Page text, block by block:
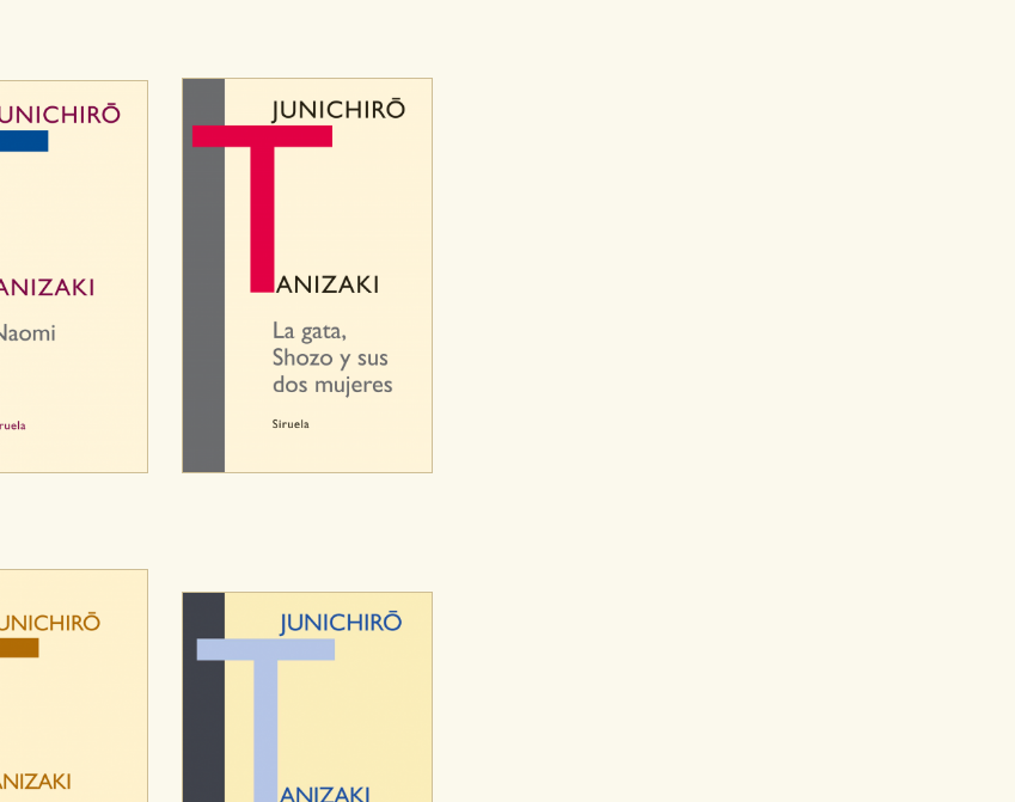
nuestro sitio web funcione y no es posible deshabilitarlas desde nuestro sistema. Es posible
caso es posible que algunas áreas de nuestra web dejen de funcionar correctamente.
su experiencia de navegación y optimizar el funcionamiento de nuestro sitio web. Almacenan
tenga que reconfigurarlos cada vez que nos visita. La información es agregada y, por lo
socios publicitarios y se utilizan para mostrar publicidad relevante para sus intereses en
información personal sino que se basan en la identificación única de su navegador y